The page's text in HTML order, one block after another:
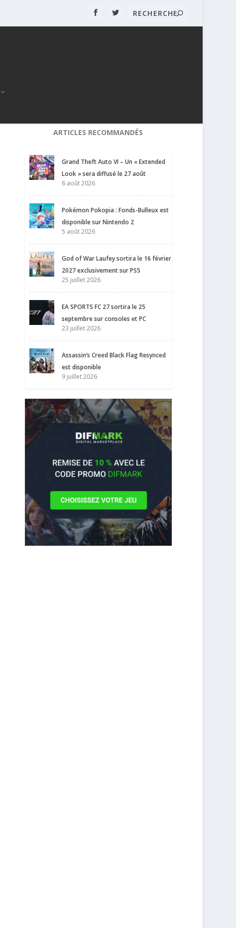
ARTICLES RECOMMANDÉS
Grand Theft Auto VI – Un « Extended
Look » sera diffusé le 27 août
6 août 2026
Pokémon Pokopia : Fonds-Bulleux est
disponible sur Nintendo 2
5 août 2026
God of War Laufey sortira le 16 février
2027 exclusivement sur PS5
25 juillet 2026
EA SPORTS FC 27 sortira le 25
septembre sur consoles et PC
23 juillet 2026
Assassin’s Creed Black Flag Resynced
est disponible
9 juillet 2026